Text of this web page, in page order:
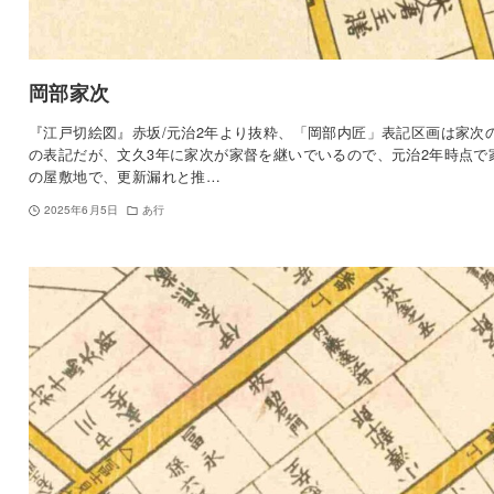
岡部家次
『江戸切絵図』赤坂/元治2年より抜粋、「岡部内匠」表記区画は家次
の表記だが、文久3年に家次が家督を継いでいるので、元治2年時点で
の屋敷地で、更新漏れと推…
2025年6月5日 あ行